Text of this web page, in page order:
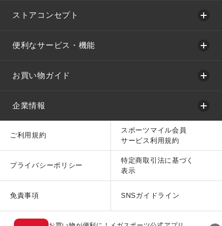
ストアコンセプト
便利なサービス・機能
お買い物ガイド
企業情報
ご利用規約
スポーツマイル会員
サービス利用規約
プライバシーポリシー
特定商取引法に基づく
表示
免責事項 SNSガイドライン